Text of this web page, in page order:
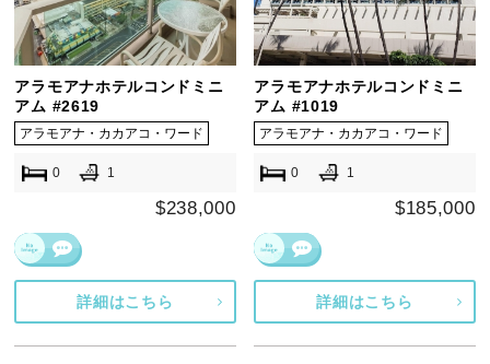
アラモアナホテルコンドミニ
アム #2619
アラモアナ・カカアコ・ワード
0 1
$238,000
詳細はこちら
アラモアナホテルコンドミニ
アム #1019
アラモアナ・カカアコ・ワード
0 1
$185,000
詳細はこちら